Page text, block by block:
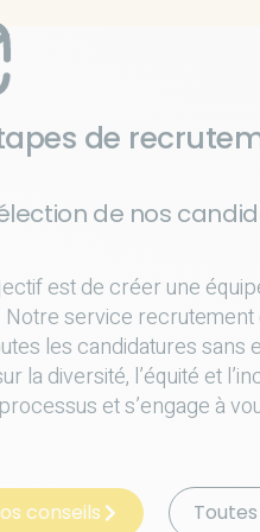
de
de nos
est de créer une
Notre service
les candidatures sans
la diversité, l’équité et
et s’engage à
conseils